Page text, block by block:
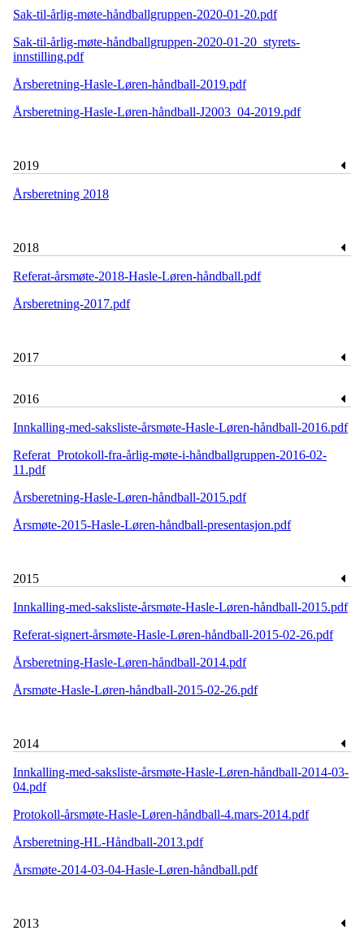
Sak-til-årlig-møte-håndballgruppen-2020-01-20.pdf
Sak-til-årlig-møte-håndballgruppen-2020-01-20_styrets-
innstilling.pdf
Årsberetning-Hasle-Løren-håndball-2019.pdf
Årsberetning-Hasle-Løren-håndball-J2003_04-2019.pdf
2019
Årsberetning 2018
2018
Referat-årsmøte-2018-Hasle-Løren-håndball.pdf
Årsberetning-2017.pdf
2017
2016
Innkalling-med-saksliste-årsmøte-Hasle-Løren-håndball-2016.pdf
Referat_Protokoll-fra-årlig-møte-i-håndballgruppen-2016-02-
11.pdf
Årsberetning-Hasle-Løren-håndball-2015.pdf
Årsmøte-2015-Hasle-Løren-håndball-presentasjon.pdf
2015
Innkalling-med-saksliste-årsmøte-Hasle-Løren-håndball-2015.pdf
Referat-signert-årsmøte-Hasle-Løren-håndball-2015-02-26.pdf
Årsberetning-Hasle-Løren-håndball-2014.pdf
Årsmøte-Hasle-Løren-håndball-2015-02-26.pdf
2014
Innkalling-med-saksliste-årsmøte-Hasle-Løren-håndball-2014-03-
04.pdf
Protokoll-årsmøte-Hasle-Løren-håndball-4.mars-2014.pdf
Årsberetning-HL-Håndball-2013.pdf
Årsmøte-2014-03-04-Hasle-Løren-håndball.pdf
2013